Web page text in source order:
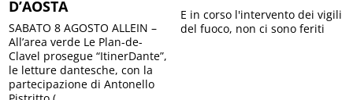
D’AOSTA
SABATO 8 AGOSTO ALLEIN –
All’area verde Le Plan-de-
Clavel prosegue “ItinerDante”,
le letture dantesche, con la
partecipazione di Antonello
E in corso l'intervento dei vigili
del fuoco, non ci sono feriti